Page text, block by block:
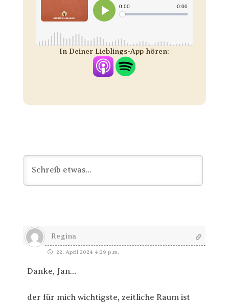
In Deiner Lieblings-App hören:
Regina
22. April 2024 4:29 p.m.
Danke, Jan…
der für mich wichtigste, zeitliche Raum ist